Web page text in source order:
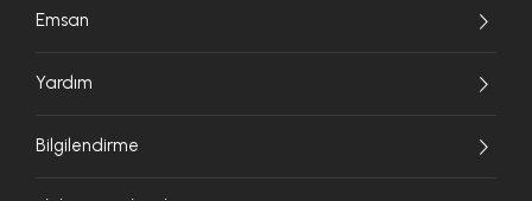
Emsan
Yardım
Bilgilendirme